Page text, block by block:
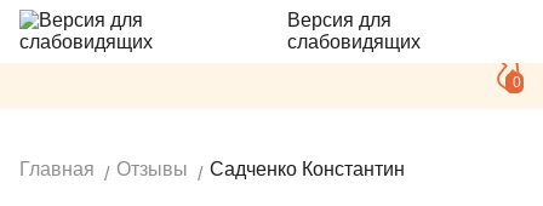
Версия для
слабовидящих
0
Главная Отзывы Садченко Константин